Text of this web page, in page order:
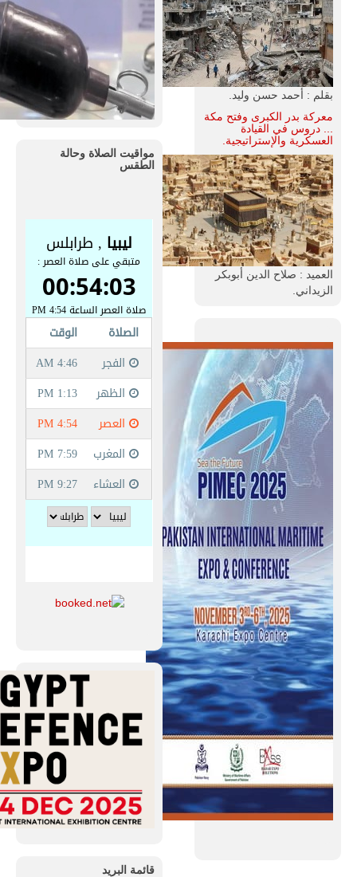
بقلم : أحمد حسن وليد.
معركة بدر الكبرى وفتح مكة
... دروس في القيادة
العسكرية والإستراتيجية.
العميد : صلاح الدين أبوبكر
الزيداني.
مواقيت الصلاة وحالة
الطقس
قائمة البريد